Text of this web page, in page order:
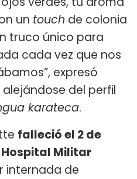
un touch de colonia
truco único para
cada vez que nos
expresó
del perfil
karateca.
falleció el 2 de
Hospital Militar
internada de